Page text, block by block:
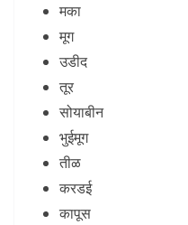
मका
मूग
उडीद
तूर
सोयाबीन
भुईमूग
तीळ
करडई
कापूस